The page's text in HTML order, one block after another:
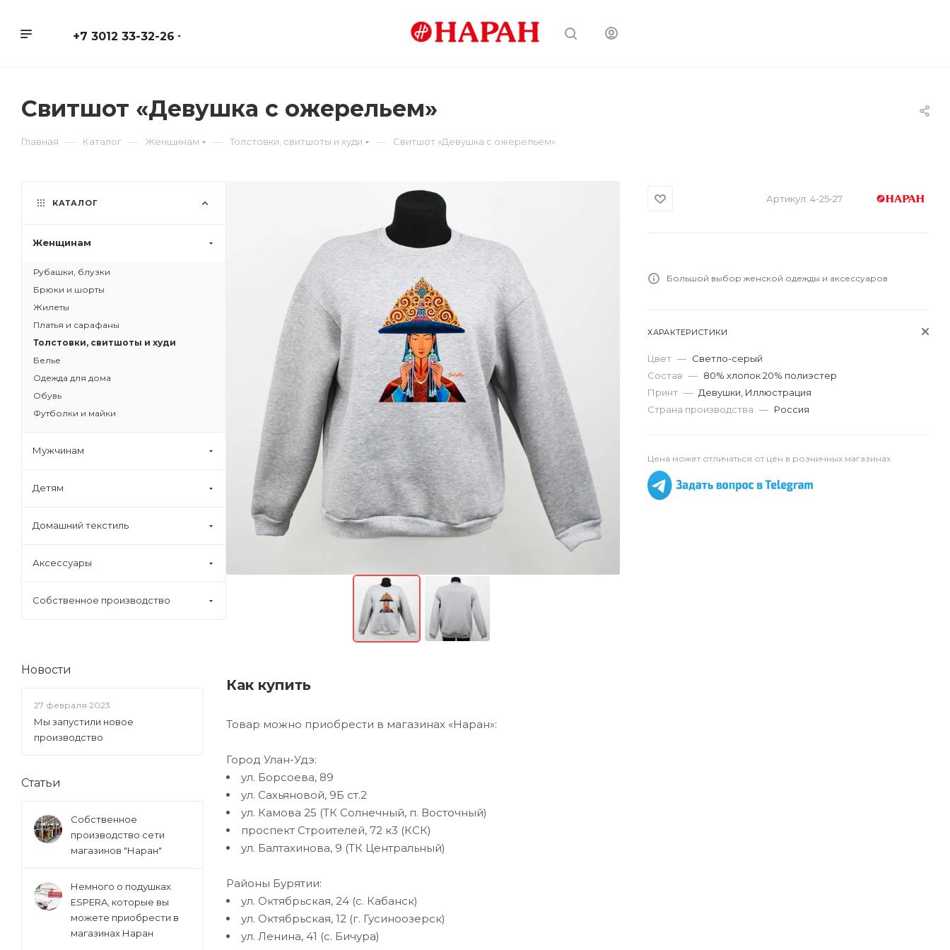
+7 3012 33-32-26
Свитшот «Девушка с ожерельем»
Главная — Каталог — Женщинам — Толстовки, свитшоты и худи — Свитшот «Девушка с ожерельем»
Артикул: 4-25-27
Большой выбор женской одежды и аксессуаров
ХАРАКТЕРИСТИКИ
Цвет — Светло-серый
Состав — 80% хлопок 20% полиэстер
Принт — Девушки, Иллюстрация
Страна производства — Россия
Цена может отличаться от цен в розничных магазинах
Как купить
Товар можно приобрести в магазинах «Наран»:
Город Улан-Удэ:
ул. Борсоева, 89
ул. Сахьяновой, 9Б ст.2
ул. Камова 25 (ТК Солнечный, п. Восточный)
проспект Строителей, 72 к3 (КСК)
ул. Балтахинова, 9 (ТК Центральный)
Районы Бурятии:
ул. Октябрьская, 24 (с. Кабанск)
ул. Октябрьская, 12 (г. Гусиноозерск)
ул. Ленина, 41 (с. Бичура)
КАТАЛОГ
Женщинам
Рубашки, блузки
Брюки и шорты
Жилеты
Платья и сарафаны
Толстовки, свитшоты и худи
Белье
Одежда для дома
Обувь
Футболки и майки
Мужчинам
Детям
Домашний текстиль
Аксессуары
Собственное производство
Новости
27 февраля 2023
Мы запустили новое
производство
Статьи
Собственное
производство сети
магазинов "Наран"
Немного о подушках
ESPERA, которые вы
можете приобрести в
магазинах Наран